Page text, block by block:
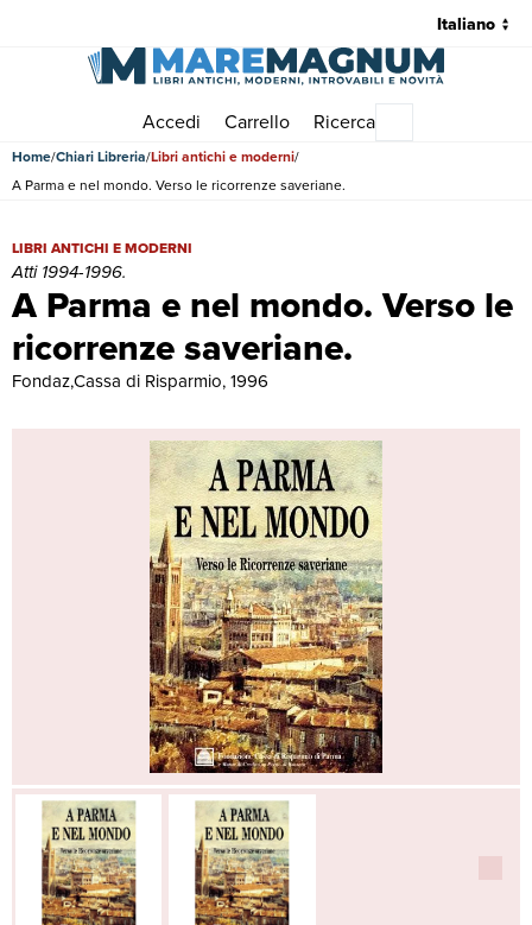
Accedi Carrello Ricerca
Home Chiari Libreria Libri antichi e moderni
A Parma e nel mondo. Verso le ricorrenze saveriane.
A Parma e nel mondo. Verso le
ricorrenze saveriane.
A Parma e nel mondo. Verso le ricorrenze saveriane. | Libri antichi
LIBRI ANTICHI E MODERNI
Atti 1994-1996.
Fondaz,Cassa di Risparmio, 1996